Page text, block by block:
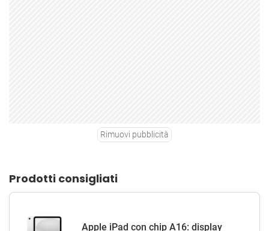
Rimuovi pubblicità
Prodotti consigliati
Apple iPad con chip A16: display